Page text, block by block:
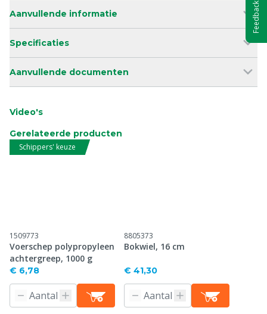
Aanvullende informatie
Specificaties
Aanvullende documenten
Video's
Gerelateerde producten
Schippers' keuze
1509773
Voerschep polypropyleen
achtergreep, 1000 g
€ 6,78
8805373
Bokwiel, 16 cm
€ 41,30
Feedback